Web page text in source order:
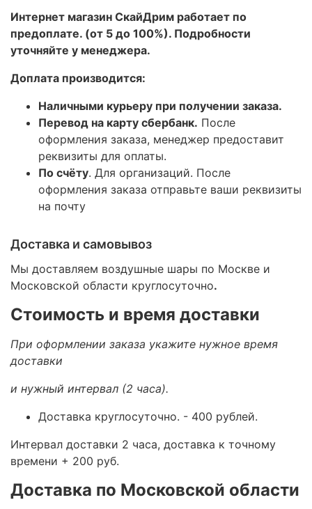
Интернет магазин СкайДрим работает по
предоплате. (от 5 до 100%). Подробности
уточняйте у менеджера.
Доплата производится:
Наличными курьеру при получении заказа.
Перевод на карту сбербанк. После
оформления заказа, менеджер предоставит
реквизиты для оплаты.
По счёту. Для организаций. После
оформления заказа отправьте ваши реквизиты
на почту
Доставка и самовывоз
Мы доставляем воздушные шары по Москве и
Московской области круглосуточно.
Стоимость и время доставки
При оформлении заказа укажите нужное время
доставки
и нужный интервал (2 часа).
Доставка круглосуточно. - 400 рублей.
Интервал доставки 2 часа, доставка к точному
времени + 200 руб.
Доставка по Московской области